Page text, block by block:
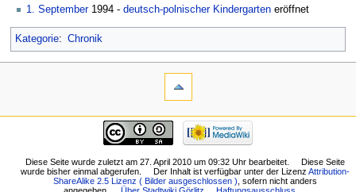
1. September1994 - deutsch-polnischer Kindergarten eröffnet
Kategorie: Chronik
Diese Seite wurde zuletzt am 27. April 2010 um 09:32 Uhr bearbeitet.
Diese Seite
wurde bisher einmal abgerufen.
Der Inhalt ist verfügbar unter der LizenzAttribution-
ShareAlike 2.5 Lizenz ( Bilder ausgeschlossen ) , sofern nicht anders